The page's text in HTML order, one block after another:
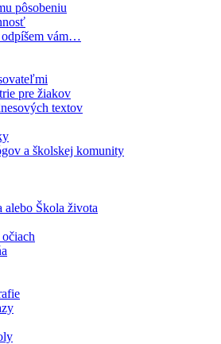
pôsobeniu
odpíšem vám…
pre žiakov
textov
a školskej komunity
alebo Škola života